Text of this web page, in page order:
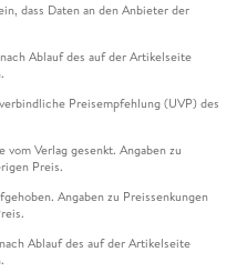
dass Daten an den Anbieter der
Ablauf des auf der Artikelseite
Preisempfehlung (UVP) des
Verlag gesenkt. Angaben zu
Preis.
Angaben zu Preissenkungen
Ablauf des auf der Artikelseite